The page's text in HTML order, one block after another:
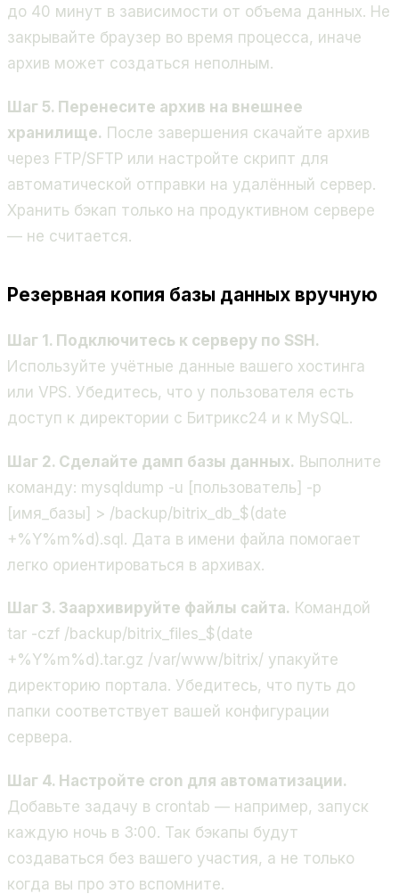
до 40 минут в зависимости от объема данных. Не
закрывайте браузер во время процесса, иначе
архив может создаться неполным.
Шаг 5. Перенесите архив на внешнее
хранилище. После завершения скачайте архив
через FTP/SFTP или настройте скрипт для
автоматической отправки на удалённый сервер.
Хранить бэкап только на продуктивном сервере
— не считается.
Резервная копия базы данных вручную
Шаг 1. Подключитесь к серверу по SSH.
Используйте учётные данные вашего хостинга
или VPS. Убедитесь, что у пользователя есть
доступ к директории с Битрикс24 и к MySQL.
Шаг 2. Сделайте дамп базы данных. Выполните
команду: mysqldump -u [пользователь] -p
[имя_базы] > /backup/bitrix_db_$(date
+%Y%m%d).sql. Дата в имени файла помогает
легко ориентироваться в архивах.
Шаг 3. Заархивируйте файлы сайта. Командой
tar -czf /backup/bitrix_files_$(date
+%Y%m%d).tar.gz /var/www/bitrix/ упакуйте
директорию портала. Убедитесь, что путь до
папки соответствует вашей конфигурации
сервера.
Шаг 4. Настройте cron для автоматизации.
Добавьте задачу в crontab — например, запуск
каждую ночь в 3:00. Так бэкапы будут
создаваться без вашего участия, а не только
когда вы про это вспомните.